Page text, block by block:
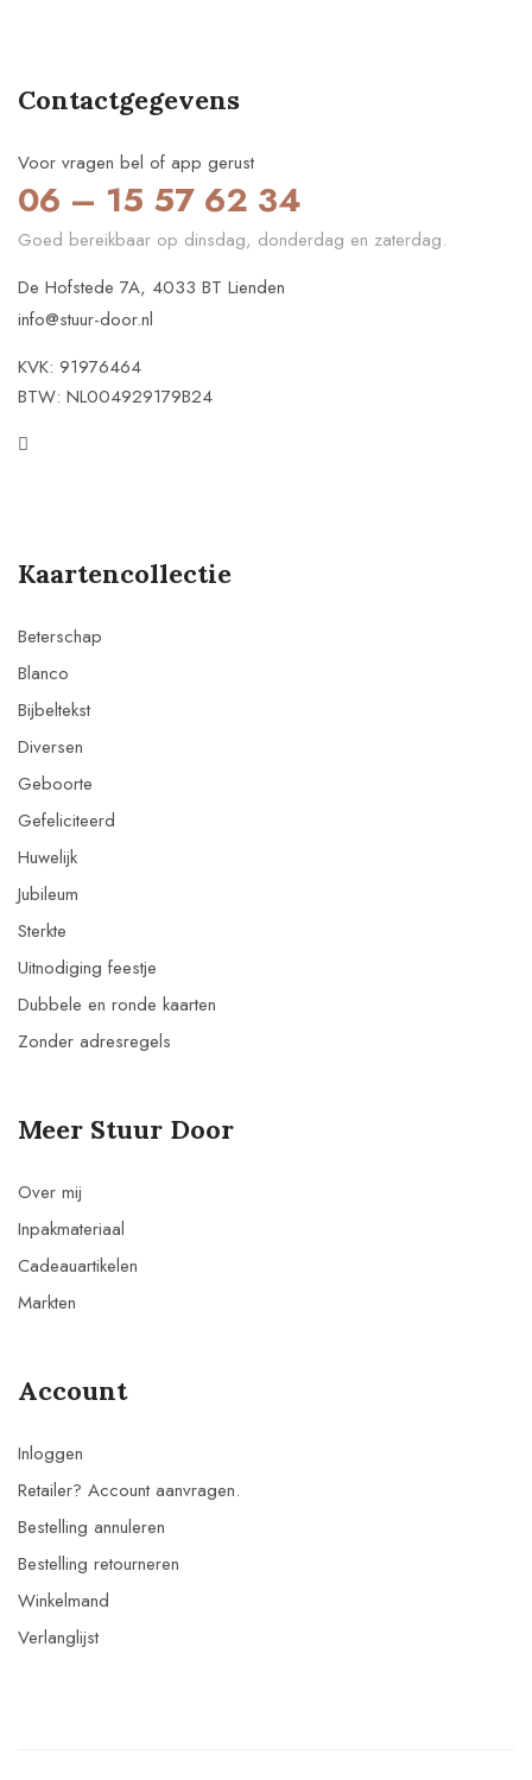
Contactgegevens
Voor vragen bel of app gerust
06 – 15 57 62 34
Goed bereikbaar op dinsdag, donderdag en zaterdag.
De Hofstede 7A, 4033 BT Lienden
info@stuur-door.nl
KVK: 91976464
BTW: NL004929179B24
Kaartencollectie
Beterschap
Blanco
Bijbeltekst
Diversen
Geboorte
Gefeliciteerd
Huwelijk
Jubileum
Sterkte
Uitnodiging feestje
Dubbele en ronde kaarten
Zonder adresregels
Meer Stuur Door
Over mij
Inpakmateriaal
Cadeauartikelen
Markten
Account
Inloggen
Retailer? Account aanvragen.
Bestelling annuleren
Bestelling retourneren
Winkelmand
Verlanglijst